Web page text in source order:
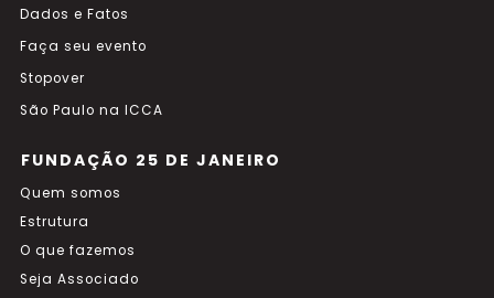
Dados e Fatos
Faça seu evento
Stopover
São Paulo na ICCA
FUNDAÇÃO 25 DE JANEIRO
Quem somos
Estrutura
O que fazemos
Seja Associado